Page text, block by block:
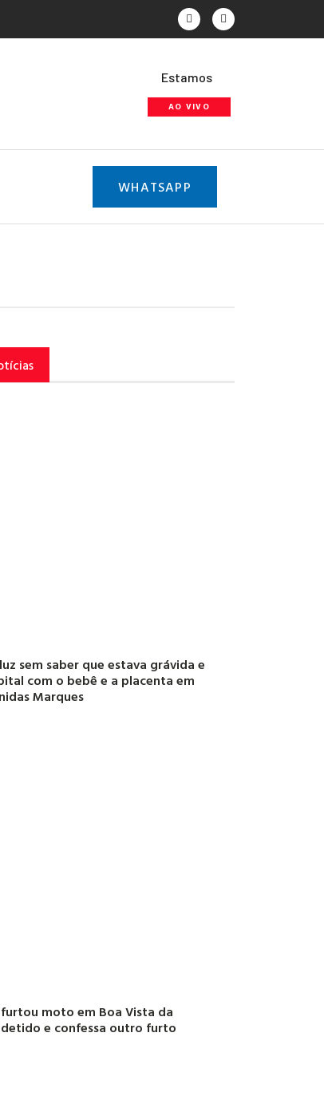
Estamos
AO VIVO
WHATSAPP
sem saber que estava grávida e
com o bebê e a placenta em
Marques
moto em Boa Vista da
e confessa outro furto